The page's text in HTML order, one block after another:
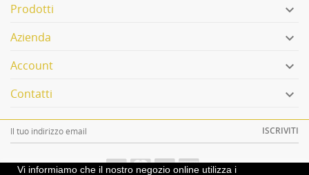
Prodotti 
Azienda 
Account 
Contatti 
Vi informiamo che il nostro negozio online utilizza i
ISCRIVITI